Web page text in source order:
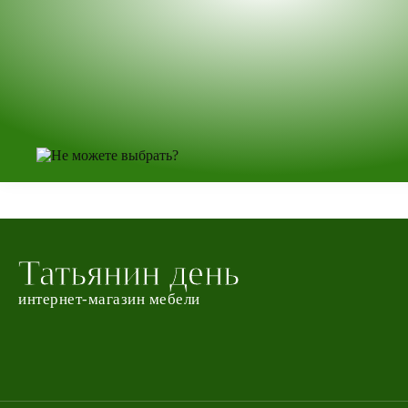
Татьянин день
интернет-магазин мебели